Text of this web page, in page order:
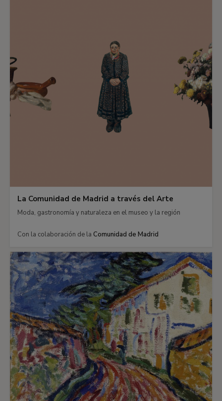
La Comunidad de Madrid a través del Arte
Moda, gastronomía y naturaleza en el museo y la región
Con la colaboración de la Comunidad de Madrid